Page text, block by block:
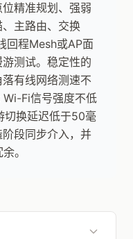
精准规划、强弱
主路由、交换
回程Mesh或AP面
测试。稳定性的
有线网络测速不
Fi信号强度不低
换延迟低于50毫
段同步介入，并
。